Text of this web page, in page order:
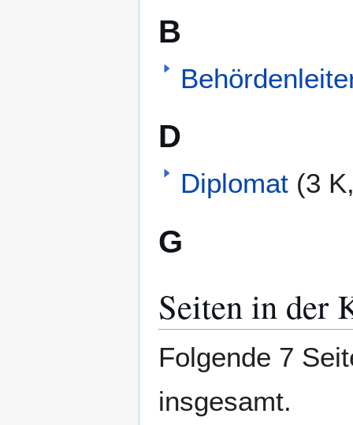
B
D
Diplomat (3
G
Seiten in der
Folgende 7
insgesamt.